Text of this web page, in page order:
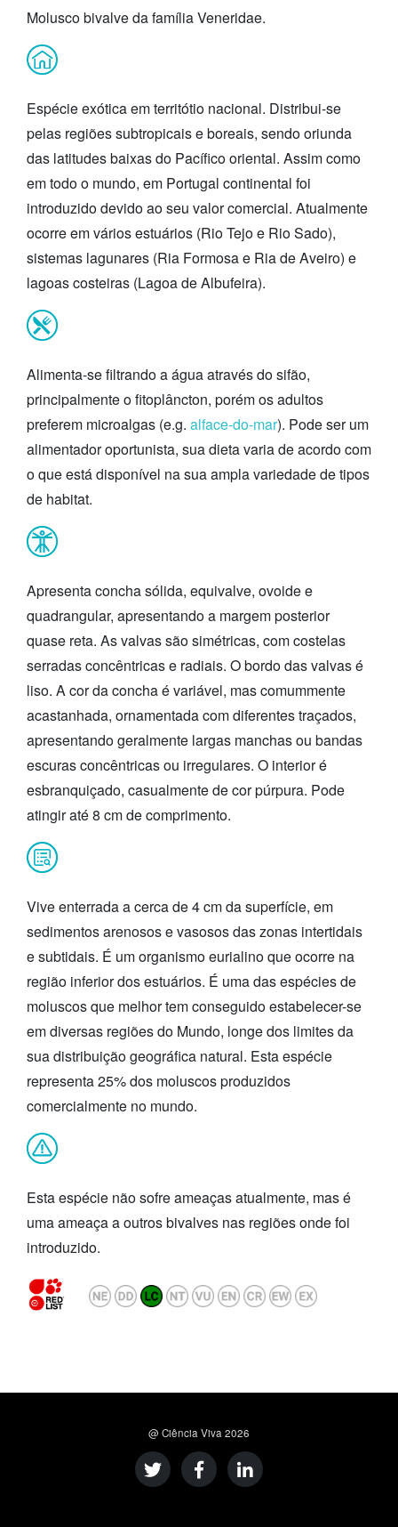
Molusco bivalve da família Veneridae.
Espécie exótica em territótio nacional. Distribui-se
pelas regiões subtropicais e boreais, sendo oriunda
das latitudes baixas do Pacífico oriental. Assim como
em todo o mundo, em Portugal continental foi
introduzido devido ao seu valor comercial. Atualmente
ocorre em vários estuários (Rio Tejo e Rio Sado),
sistemas lagunares (Ria Formosa e Ria de Aveiro) e
lagoas costeiras (Lagoa de Albufeira).
Alimenta-se filtrando a água através do sifão,
principalmente o fitoplâncton, porém os adultos
preferem microalgas (e.g. alface-do-mar). Pode ser um
alimentador oportunista, sua dieta varia de acordo com
o que está disponível na sua ampla variedade de tipos
de habitat.
Apresenta concha sólida, equivalve, ovoide e
quadrangular, apresentando a margem posterior
quase reta. As valvas são simétricas, com costelas
serradas concêntricas e radiais. O bordo das valvas é
liso. A cor da concha é variável, mas comummente
acastanhada, ornamentada com diferentes traçados,
apresentando geralmente largas manchas ou bandas
escuras concêntricas ou irregulares. O interior é
esbranquiçado, casualmente de cor púrpura. Pode
atingir até 8 cm de comprimento.
Vive enterrada a cerca de 4 cm da superfície, em
sedimentos arenosos e vasosos das zonas intertidais
e subtidais. É um organismo eurialino que ocorre na
região inferior dos estuários. É uma das espécies de
moluscos que melhor tem conseguido estabelecer-se
em diversas regiões do Mundo, longe dos limites da
sua distribuição geográfica natural. Esta espécie
representa 25% dos moluscos produzidos
comercialmente no mundo.
Esta espécie não sofre ameaças atualmente, mas é
uma ameaça a outros bivalves nas regiões onde foi
introduzido.
@ Ciência Viva2026